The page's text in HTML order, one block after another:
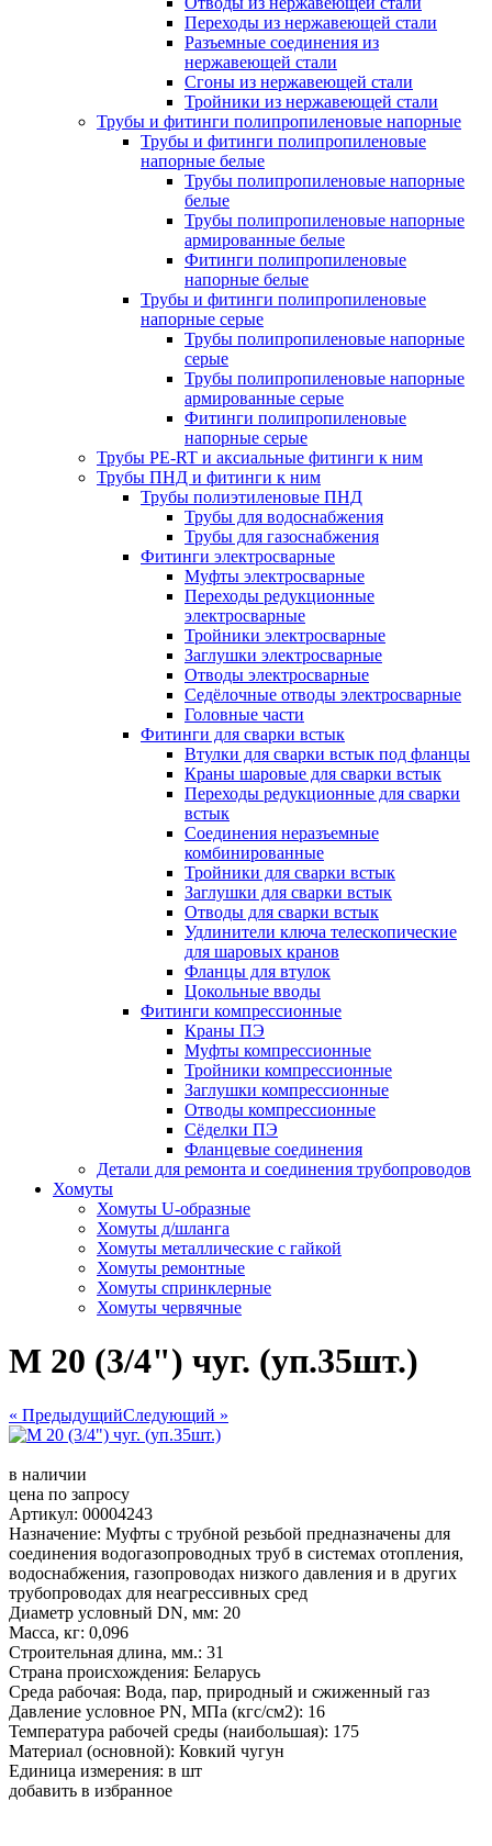
Переходы из нержавеющей стали
Разъемные соединения из
нержавеющей стали
Сгоны из нержавеющей стали
Тройники из нержавеющей стали
Трубы и фитинги полипропиленовые напорные
Трубы и фитинги полипропиленовые
напорные белые
Трубы полипропиленовые напорные
белые
Трубы полипропиленовые напорные
армированные белые
Фитинги полипропиленовые
напорные белые
Трубы и фитинги полипропиленовые
напорные серые
Трубы полипропиленовые напорные
серые
Трубы полипропиленовые напорные
армированные серые
Фитинги полипропиленовые
напорные серые
Трубы PE-RT и аксиальные фитинги к ним
Трубы ПНД и фитинги к ним
Трубы полиэтиленовые ПНД
Трубы для водоснабжения
Трубы для газоснабжения
Фитинги электросварные
Муфты электросварные
Переходы редукционные
электросварные
Тройники электросварные
Заглушки электросварные
Отводы электросварные
Седёлочные отводы электросварные
Головные части
Фитинги для сварки встык
Втулки для сварки встык под фланцы
Краны шаровые для сварки встык
Переходы редукционные для сварки
встык
Соединения неразъемные
комбинированные
Тройники для сварки встык
Заглушки для сварки встык
Отводы для сварки встык
Удлинители ключа телескопические
для шаровых кранов
Фланцы для втулок
Цокольные вводы
Фитинги компрессионные
Краны ПЭ
Муфты компрессионные
Тройники компрессионные
Заглушки компрессионные
Отводы компрессионные
Сёделки ПЭ
Фланцевые соединения
Детали для ремонта и соединения трубопроводов
Хомуты
Хомуты U-образные
Хомуты д/шланга
Хомуты металлические с гайкой
Хомуты ремонтные
Хомуты спринклерные
Хомуты червячные
М 20 (3/4") чуг. (уп.35шт.)
« ПредыдущийСледующий »
в наличии
цена по запросу
Артикул: 00004243
Назначение: Муфты с трубной резьбой предназначены для
соединения водогазопроводных труб в системах отопления,
водоснабжения, газопроводах низкого давления и в других
трубопроводах для неагрессивных сред
Диаметр условный DN, мм: 20
Масса, кг: 0,096
Строительная длина, мм.: 31
Страна происхождения: Беларусь
Среда рабочая: Вода, пар, природный и сжиженный газ
Давление условное PN, МПа (кгс/см2): 16
Температура рабочей среды (наибольшая): 175
Материал (основной): Ковкий чугун
Единица измерения: в шт
добавить в избранное